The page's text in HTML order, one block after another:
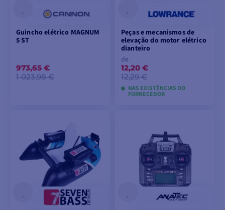
Guincho elétrico MAGNUM
5 ST
973,65 €
1 023,98 €
CARRINHO
Peças e mecanismos de
elevação do motor elétrico
dianteiro
de
12,20 €
12,29 €
NAS EXISTÊNCIAS DO
FORNECEDOR